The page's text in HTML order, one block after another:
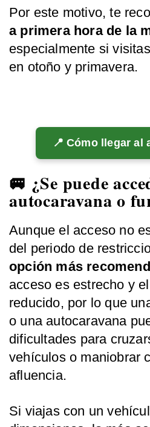
Por este motivo, te
a primera hora de la
especialmente si
en otoño y primavera.
📍 Cómo llegar al
🚐 ¿Se puede
autocaravana o
Aunque el acceso no
del periodo de
opción más
acceso es estrecho y
reducido, por lo que
o una autocaravana
dificultades para
vehículos o maniobrar
afluencia.
Si viajas con un